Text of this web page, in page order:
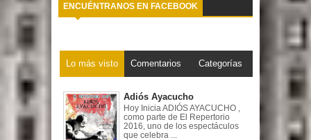
ENCUÉNTRANOS EN FACEBOOK
Lo más visto Comentarios Categorías
Adiós Ayacucho
Hoy Inicia ADIÓS AYACUCHO ,
como parte de El Repertorio
2016, uno de los espectáculos
que celebra ...